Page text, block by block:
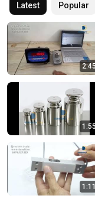
Latest Popular
2:45
1:55
1:11